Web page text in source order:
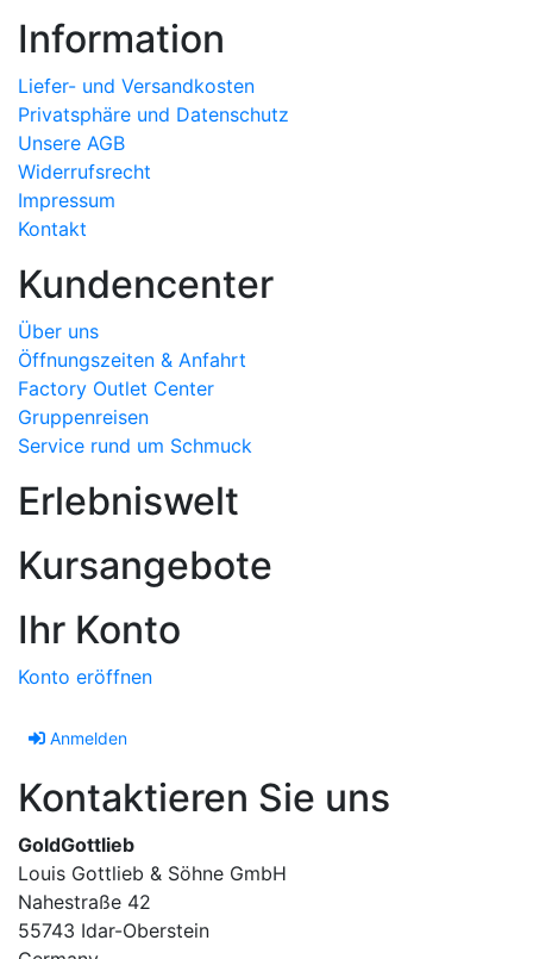
Information
Liefer- und Versandkosten
Privatsphäre und Datenschutz
Unsere AGB
Widerrufsrecht
Impressum
Kontakt
Kundencenter
Über uns
Öffnungszeiten & Anfahrt
Factory Outlet Center
Gruppenreisen
Service rund um Schmuck
Erlebniswelt
Kursangebote
Ihr Konto
Konto eröffnen
Anmelden
Kontaktieren Sie uns
GoldGottlieb
Louis Gottlieb & Söhne GmbH
Nahestraße 42
55743 Idar-Oberstein